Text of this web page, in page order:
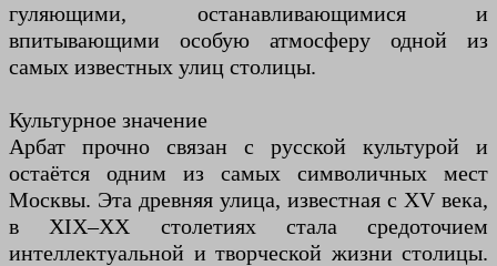
гуляющими, останавливающимися и
впитывающими особую атмосферу одной из
самых известных улиц столицы.
Культурное значение
Арбат прочно связан с русской культурой и
остаётся одним из самых символичных мест
Москвы. Эта древняя улица, известная с XV века,
в XIX–XX столетиях стала средоточием
интеллектуальной и творческой жизни столицы.